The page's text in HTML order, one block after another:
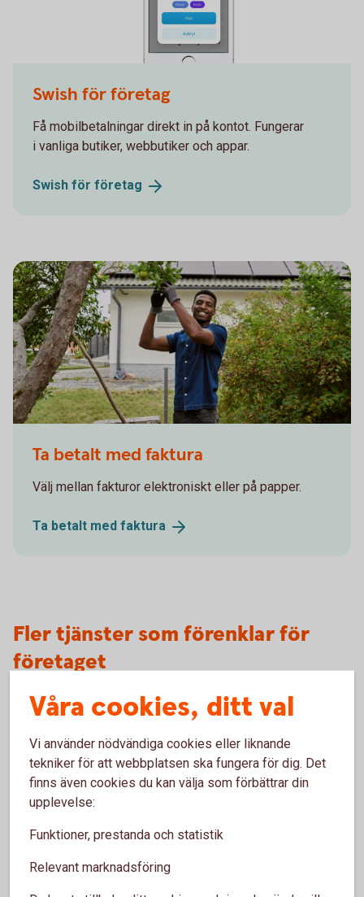
Swish för företag
Få mobilbetalningar direkt in på kontot. Fungerar
i vanliga butiker, webbutiker och appar.
Swish för företag
Ta betalt med faktura
Välj mellan fakturor elektroniskt eller på papper.
Ta betalt med faktura
Fler tjänster som förenklar för
företaget
ERP-system – bankintegration med
affärssystem
Vi kan ansluta många affärssystem till oss med
bankintegration. Få smidiga betalningar, säker
dataöverföring och automatisk
bokföring/avstämning med ERP-integration.
ERP-system - bankintegration med
Våra cookies, ditt val
Vi använder nödvändiga cookies eller liknande
tekniker för att webbplatsen ska fungera för dig. Det
finns även cookies du kan välja som förbättrar din
upplevelse:
Funktioner, prestanda och statistik
Relevant marknadsföring